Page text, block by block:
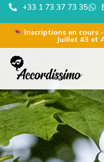
+33 1 73 37 73 35
Inscriptions en cours
Juillet #3 et